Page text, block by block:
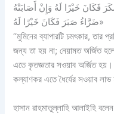
فَكَانَ خَيْرًا لَهُ وَإِنْ أَصَابَتْهُ
ضَرَّاءُ صَبَرَ فَكَانَ خَيْرًا لَهُ»
‘‘মুমিনের ব্যাপারটি চমৎকার,
জন্য তা হয় না; নেয়ামত অর্জিত
এতে কৃতজ্ঞতার সওয়াব অর্জিত হয়।
কল্যাণকর এতে ধৈর্যের সওয়াব
হাসান রাহমাতুল্লাহি আলাইহি